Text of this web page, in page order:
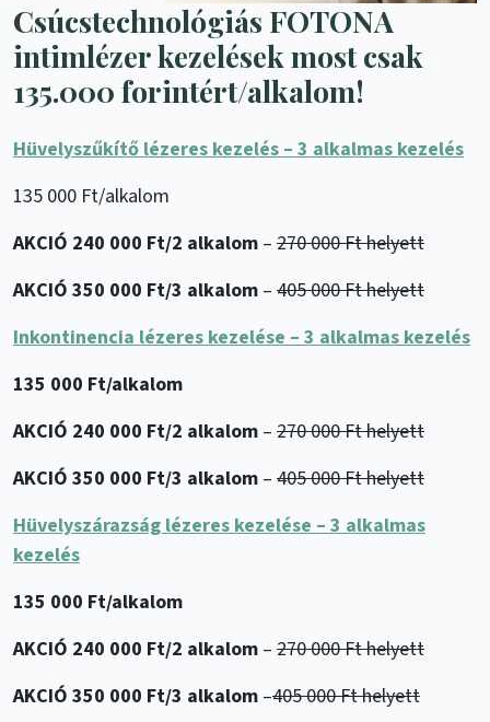
Csúcstechnológiás FOTONA
intimlézer kezelésekmost csak
135.000 forintért/alkalom!
Hüvelyszűkítő lézeres kezelés – 3 alkalmas kezelés
135 000 Ft/alkalom
AKCIÓ 240 000 Ft/2 alkalom – 270 000 Ft helyett
AKCIÓ 350 000 Ft/3 alkalom – 405 000 Ft helyett
Inkontinencia lézeres kezelése – 3 alkalmas kezelés
135 000 Ft/alkalom
AKCIÓ 240 000 Ft/2 alkalom – 270 000 Ft helyett
AKCIÓ 350 000 Ft/3 alkalom – 405 000 Ft helyett
Hüvelyszárazság lézeres kezelése – 3 alkalmas
kezelés
135 000 Ft/alkalom
AKCIÓ 240 000 Ft/2 alkalom – 270 000 Ft helyett
AKCIÓ 350 000 Ft/3 alkalom –405 000 Ft helyett